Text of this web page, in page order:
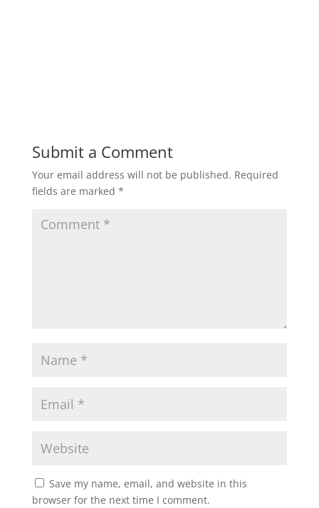
Submit a Comment
Your email address will not be published. Required
fields are marked *
Save my name, email, and website in this
browser for the next time I comment.